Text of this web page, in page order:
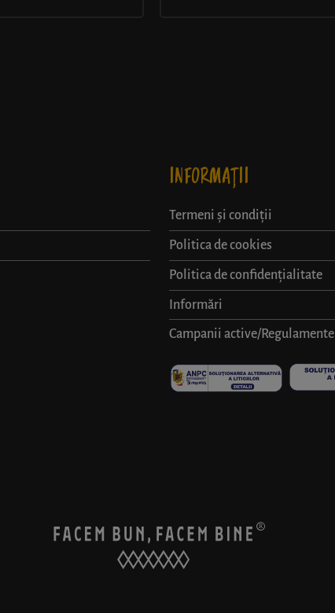
INFORMAȚII
Termeni și condiții
Politica de cookies
Politica de confidențialitate
Informări
Campanii active/Regulamente